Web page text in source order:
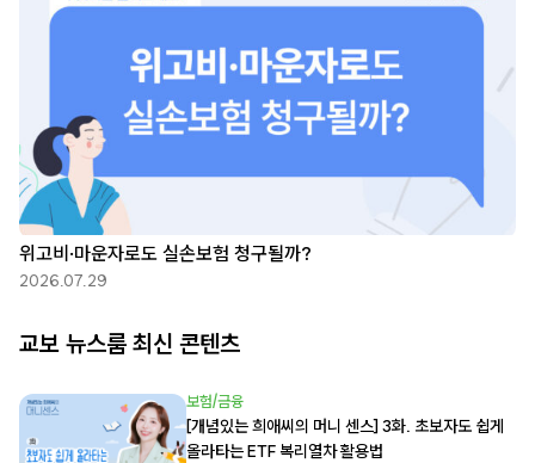
위고비·마운자로도 실손보험 청구될까?
2026.07.29
교보 뉴스룸 최신 콘텐츠
보험/금융
[개념있는 희애씨의 머니 센스] 3화. 초보자도 쉽게
올라타는 ETF 복리열차 활용법